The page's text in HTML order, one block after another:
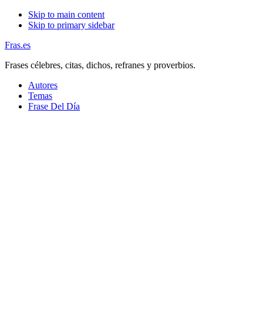
Skip to main content
Skip to primary sidebar
Fras.es
Frases célebres, citas, dichos, refranes y proverbios.
Autores
Temas
Frase Del Día